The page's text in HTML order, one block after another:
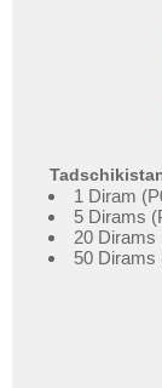
1 Diram
5 Dirams
20 Dirams
50 Dirams